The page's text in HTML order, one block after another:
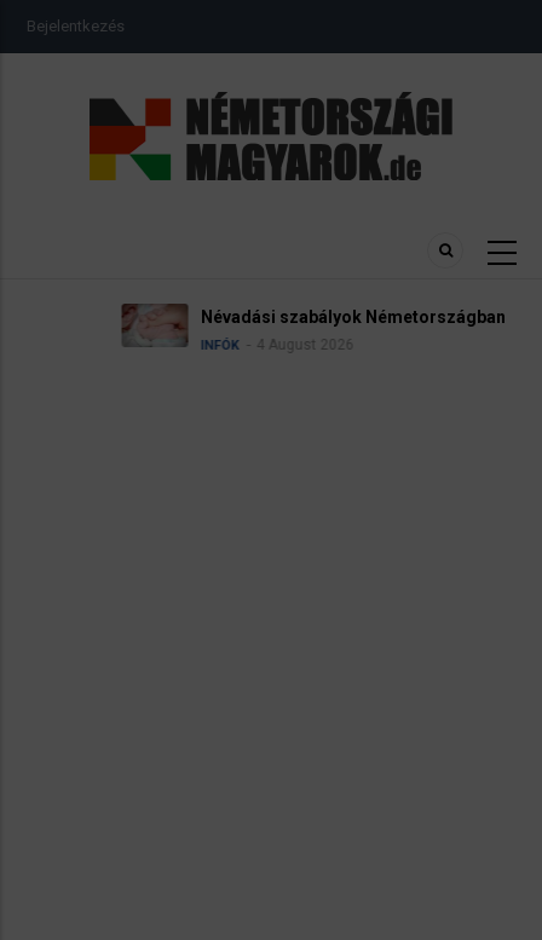
USER
ACCOUNT
Bejelentkezés
Névadási szabályok Németországban
INFÓK 4 August 2026